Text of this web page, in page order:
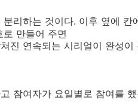
리하는 것이다. 이후 옆에 칸
만들어 주면
진 연속되는 시리얼이 완성이
참여자가 요일별로 참여를